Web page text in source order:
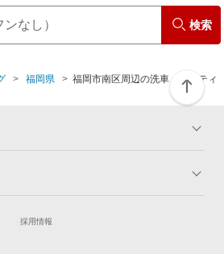
検索
福岡県
福岡市南区周辺の洗車・コーティ
コーティング診断
新車購入
採用情報